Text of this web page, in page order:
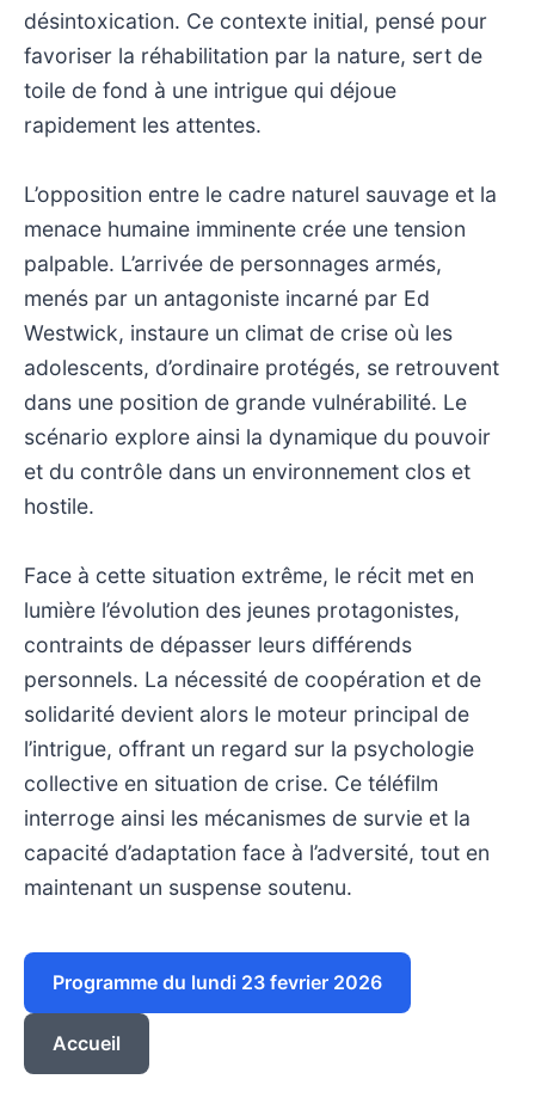
désintoxication. Ce contexte initial, pensé pour
favoriser la réhabilitation par la nature, sert de
toile de fond à une intrigue qui déjoue
rapidement les attentes.
L’opposition entre le cadre naturel sauvage et la
menace humaine imminente crée une tension
palpable. L’arrivée de personnages armés,
menés par un antagoniste incarné par Ed
Westwick, instaure un climat de crise où les
adolescents, d’ordinaire protégés, se retrouvent
dans une position de grande vulnérabilité. Le
scénario explore ainsi la dynamique du pouvoir
et du contrôle dans un environnement clos et
hostile.
Face à cette situation extrême, le récit met en
lumière l’évolution des jeunes protagonistes,
contraints de dépasser leurs différends
personnels. La nécessité de coopération et de
solidarité devient alors le moteur principal de
l’intrigue, offrant un regard sur la psychologie
collective en situation de crise. Ce téléfilm
interroge ainsi les mécanismes de survie et la
capacité d’adaptation face à l’adversité, tout en
maintenant un suspense soutenu.
Programme du lundi 23 fevrier 2026
Accueil